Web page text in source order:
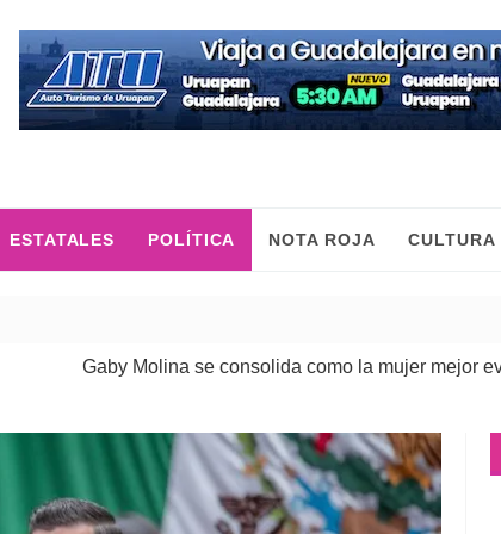
ESTATALES POLÍTICA NOTA ROJA CULTURA
Gaby Molina se consolida como la mujer mejor evaluada